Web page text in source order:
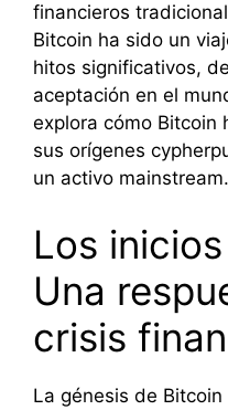
financieros
Bitcoin ha sido un
hitos significativos,
aceptación en el
explora cómo Bitcoin
sus orígenes
un activo mainstream.
Los
Una
crisis
La génesis de